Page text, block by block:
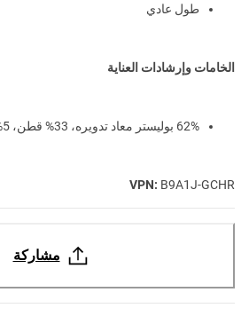
طول عادي
الخامات وإرشادات العناية
62% بوليستر معاد تدويره، 33% قطن، 5% إيلاستان
VPN: B9A1J-GCHR
مشاركة